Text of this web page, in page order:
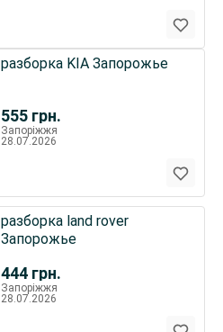
555 грн.
разборка KIA Запорожье
Запоріжжя
28.07.2026
444 грн.
разборка land rover
Запорожье
Запоріжжя
28.07.2026